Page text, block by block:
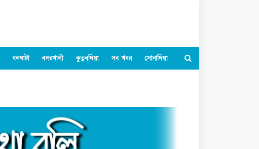
ধলঘাটা বদরখালী কুতুবদিয়া সব খবর সোনাদিয়া